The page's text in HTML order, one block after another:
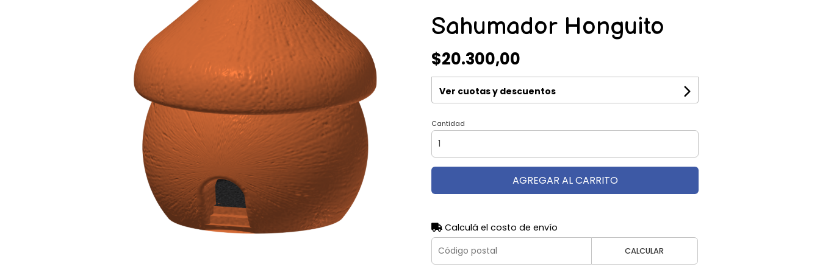
Sahumador Honguito
$20.300,00
Ver cuotas y descuentos
Cantidad
AGREGAR AL CARRITO
Calculá el costo de envío
CALCULAR